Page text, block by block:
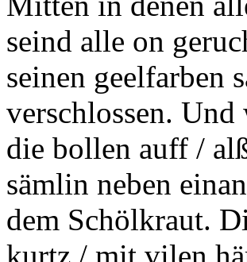
seind alle on
seinen geelfarben
verschlossen.
die bollen auff /
sämlin neben
dem Schölkraut.
kurtz / mit vilen